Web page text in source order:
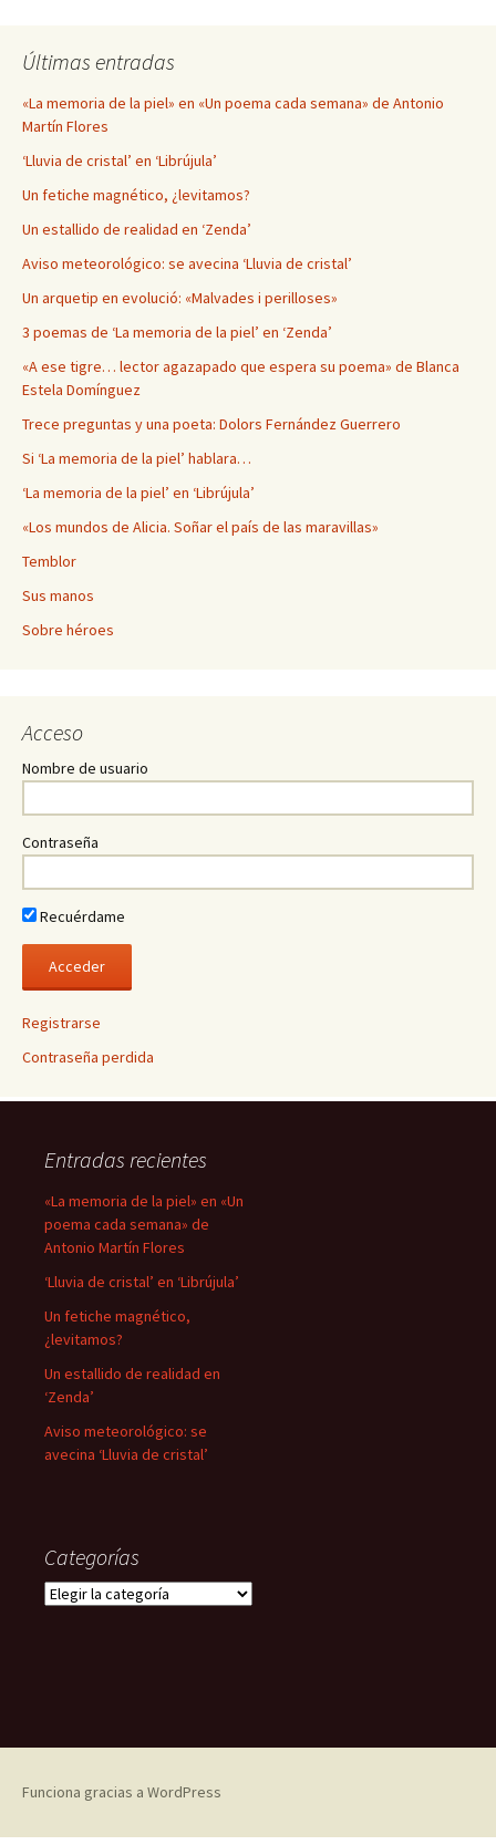
Últimas entradas
«La memoria de la piel» en «Un poema cada semana» de Antonio
Martín Flores
‘Lluvia de cristal’ en ‘Librújula’
Un fetiche magnético, ¿levitamos?
Un estallido de realidad en ‘Zenda’
Aviso meteorológico: se avecina ‘Lluvia de cristal’
Un arquetip en evolució: «Malvades i perilloses»
3 poemas de ‘La memoria de la piel’ en ‘Zenda’
«A ese tigre… lector agazapado que espera su poema» de Blanca
Estela Domínguez
Trece preguntas y una poeta: Dolors Fernández Guerrero
Si ‘La memoria de la piel’ hablara…
‘La memoria de la piel’ en ‘Librújula’
«Los mundos de Alicia. Soñar el país de las maravillas»
Temblor
Sus manos
Sobre héroes
Acceso
Nombre de usuario
Contraseña
Recuérdame
Registrarse
Contraseña perdida
Entradas recientes
«La memoria de la piel» en «Un
poema cada semana» de
Antonio Martín Flores
‘Lluvia de cristal’ en ‘Librújula’
Un fetiche magnético,
¿levitamos?
Un estallido de realidad en
‘Zenda’
Aviso meteorológico: se
avecina ‘Lluvia de cristal’
Categorías
Categorías
Funciona gracias a WordPress